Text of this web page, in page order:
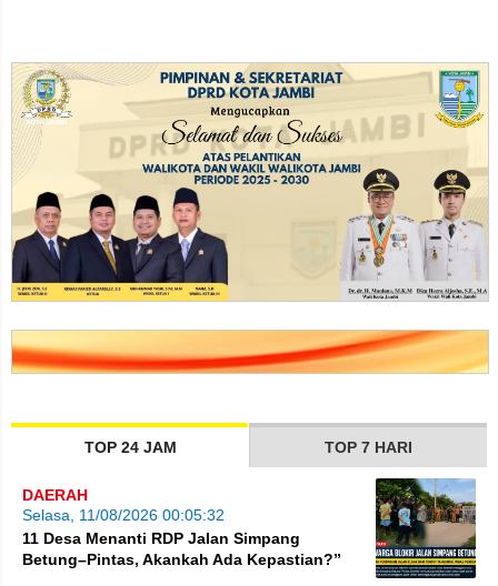
TOP 24 JAM TOP 7 HARI
DAERAH
Selasa, 11/08/2026 00:05:32
11 Desa Menanti RDP Jalan Simpang
Betung–Pintas, Akankah Ada Kepastian?”